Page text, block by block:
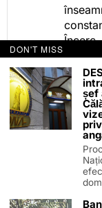
celor
ceea
este
Iar
pe
DON'T MISS
șef